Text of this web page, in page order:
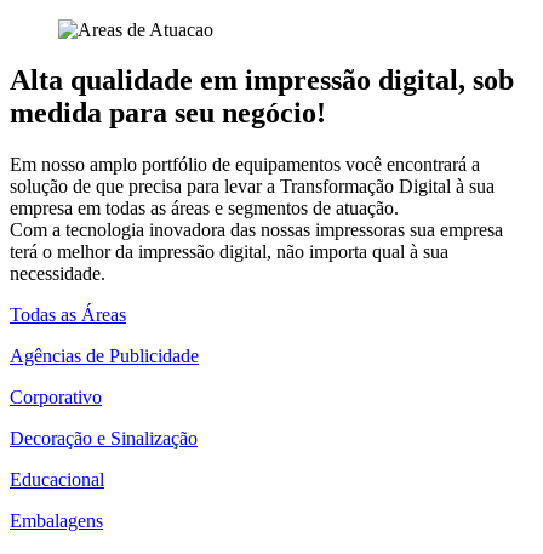
Alta qualidade em impressão digital, sob
medida para seu negócio!
Em nosso amplo portfólio de equipamentos você encontrará a
solução de que precisa para levar a Transformação Digital à sua
empresa em todas as áreas e segmentos de atuação.
Com a tecnologia inovadora das nossas impressoras sua empresa
terá o melhor da impressão digital, não importa qual à sua
necessidade.
Todas as Áreas
Agências de Publicidade
Corporativo
Decoração e Sinalização
Educacional
Embalagens